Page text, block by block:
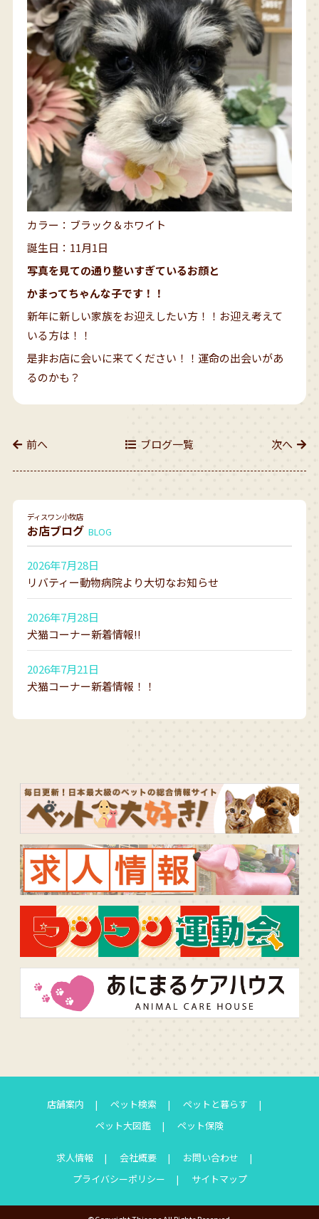
ディスワン小牧店
お店ブログ BLOG
2026年7月28日
リバティー動物病院より大切なお知らせ
2026年7月28日
犬猫コーナー新着情報!!
2026年7月21日
犬猫コーナー新着情報！！
カラー：ブラック＆ホワイト
誕生日：11月1日
写真を見ての通り整いすぎているお顔と
かまってちゃんな子です！！
新年に新しい家族をお迎えしたい方！！お迎え考えて
いる方は！！
是非お店に会いに来てください！！運命の出会いがあ
るのかも？
前へ ブログ一覧 次へ
店舗案内 ペット検索
ペットと暮らす
ペット大図鑑
ペット保険
求人情報 会社概要
お問い合わせ
プライバシーポリシー
サイトマップ